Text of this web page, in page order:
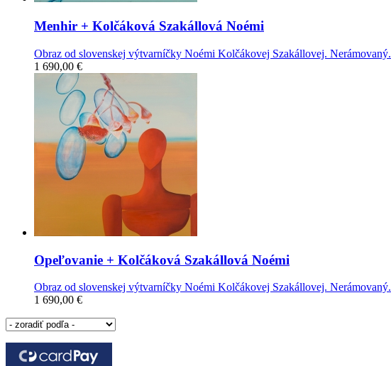
Menhir + Kolčáková Szakállová Noémi
Obraz od slovenskej výtvarníčky Noémi Kolčákovej Szakállovej. Nerámovaný.
1 690,00 €
Opeľovanie + Kolčáková Szakállová Noémi
Obraz od slovenskej výtvarníčky Noémi Kolčákovej Szakállovej. Nerámovaný.
1 690,00 €